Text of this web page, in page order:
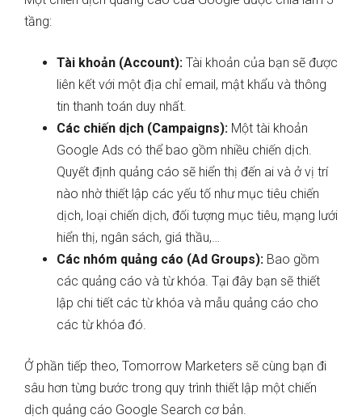
tầng:
Tài khoản (Account): Tài khoản của bạn sẽ được
liên kết với một địa chỉ email, mật khẩu và thông
tin thanh toán duy nhất.
Các chiến dịch (Campaigns): Một tài khoản
Google Ads có thể bao gồm nhiều chiến dịch.
Quyết định quảng cáo sẽ hiển thị đến ai và ở vị trí
nào nhờ thiết lập các yếu tố như mục tiêu chiến
dịch, loại chiến dịch, đối tượng mục tiêu, mạng lưới
hiển thị, ngân sách, giá thầu,…
Các nhóm quảng cáo (Ad Groups): Bao gồm
các quảng cáo và từ khóa. Tại đây bạn sẽ thiết
lập chi tiết các từ khóa và mẫu quảng cáo cho
các từ khóa đó.
Ở phần tiếp theo, Tomorrow Marketers sẽ cùng bạn đi
sâu hơn từng bước trong quy trình thiết lập một chiến
dịch quảng cáo Google Search cơ bản.